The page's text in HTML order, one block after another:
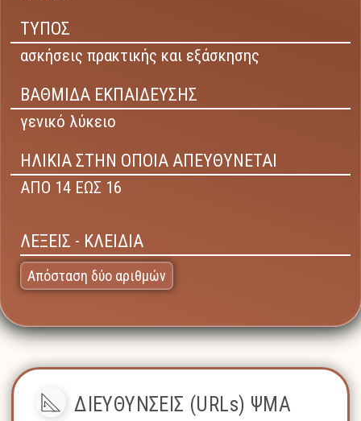
ΤΥΠΟΣ
ασκήσεις πρακτικής και εξάσκησης
ΒΑΘΜΙΔΑ ΕΚΠΑΙΔΕΥΣΗΣ
γενικό λύκειο
ΗΛΙΚΙΑ ΣΤΗΝ ΟΠΟΙΑ ΑΠΕΥΘΥΝΕΤΑΙ
ΑΠΟ 14 ΕΩΣ 16
ΛΕΞΕΙΣ - ΚΛΕΙΔΙΑ
Απόσταση δύο αριθμών
ΔΙΕΥΘΥΝΣΕΙΣ (URLs) ΨΜΑ